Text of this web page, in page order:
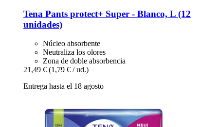
Tena Pants protect+ Super -​ Blanco, L (12
unidades)
Núcleo absorbente
Neutraliza los olores
Zona de doble absorbencia
21,49 € (1,79 € / ud.)
Entrega hasta el 18 agosto